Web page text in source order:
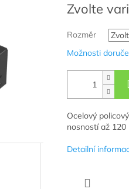
Zvolte
Rozměr
Možnosti
Ocelový
nosností až 120
Detailní